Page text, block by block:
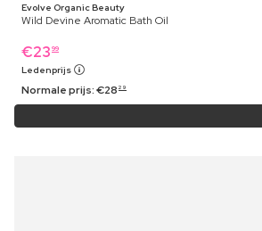
Evolve Organic Beauty
Wild Devine Aromatic Bath Oil
€23 99
Ledenprijs
Normale prijs:€28 29